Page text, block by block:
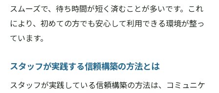
スムーズで、待ち時間が短く済むことが多いです。これ
により、初めての方でも安心して利用できる環境が整っ
ています。
スタッフが実践する信頼構築の方法とは
スタッフが実践している信頼構築の方法は、コミュニケ